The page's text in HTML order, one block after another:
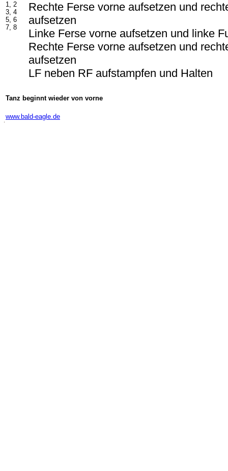
1, 2
3, 4
5, 6
7, 8
Rechte Ferse vorne aufsetzen und
aufsetzen
Linke Ferse vorne aufsetzen und linke
Rechte Ferse vorne aufsetzen und
aufsetzen
LF neben RF aufstampfen und Halten
Tanz beginnt wieder von vorne
www.bald-eagle.de